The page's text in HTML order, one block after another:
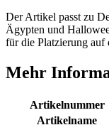
Der Artikel passt zu
Ägypten und
für die Platzierung auf
Mehr
Artikelnummer
Artikelname